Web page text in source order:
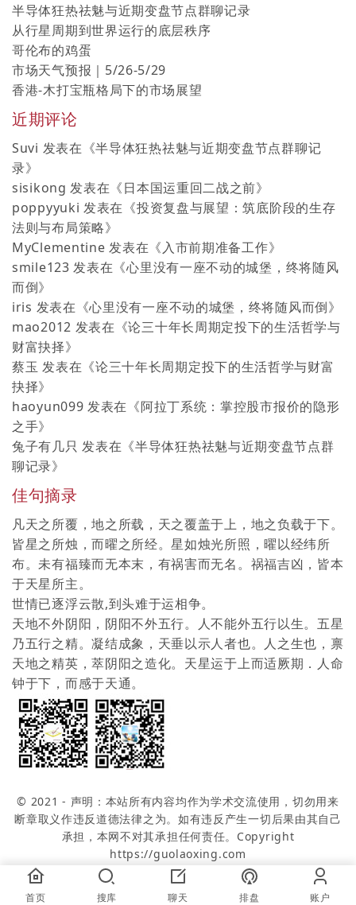
半导体狂热祛魅与近期变盘节点群聊记录
从行星周期到世界运行的底层秩序
哥伦布的鸡蛋
市场天气预报｜5/26-5/29
香港-木打宝瓶格局下的市场展望
近期评论
Suvi 发表在《半导体狂热祛魅与近期变盘节点群聊记
录》
sisikong 发表在《日本国运重回二战之前》
poppyyuki 发表在《投资复盘与展望：筑底阶段的生存
法则与布局策略》
MyClementine 发表在《入市前期准备工作》
smile123 发表在《心里没有一座不动的城堡，终将随风
而倒》
iris 发表在《心里没有一座不动的城堡，终将随风而倒》
mao2012 发表在《论三十年长周期定投下的生活哲学与
财富抉择》
蔡玉 发表在《论三十年长周期定投下的生活哲学与财富
抉择》
haoyun099 发表在《阿拉丁系统：掌控股市报价的隐形
之手》
兔子有几只 发表在《半导体狂热祛魅与近期变盘节点群
聊记录》
佳句摘录
凡天之所覆，地之所载，天之覆盖于上，地之负载于下。
皆星之所烛，而曜之所经。星如烛光所照，曜以经纬所
布。未有福臻而无本末，有祸害而无名。祸福吉凶，皆本
于天星所主。
世情已逐浮云散,到头难于运相争。
天地不外阴阳，阴阳不外五行。人不能外五行以生。五星
乃五行之精。凝结成象，天垂以示人者也。人之生也，禀
天地之精英，萃阴阳之造化。天星运于上而适厥期．人命
钟于下，而感于天通。
© 2021 - 声明：本站所有内容均作为学术交流使用，切勿用来
断章取义作违反道德法律之为。如有违反产生一切后果由其自己
承担，本网不对其承担任何责任。Copyright
https://guolaoxing.com
首页 搜库 聊天 排盘 账户